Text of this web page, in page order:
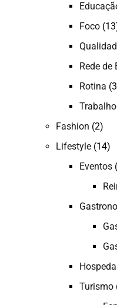
Foco
Rede de
Rotina
Trabalho
Fashion (2)
Lifestyle (14)
Eventos
Turismo